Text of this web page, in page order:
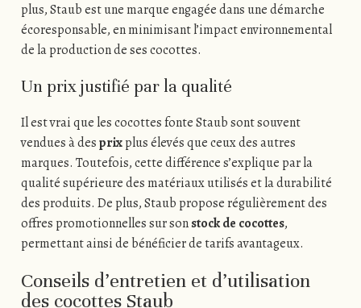
plus, Staub est une marque engagée dans une démarche
écoresponsable, en minimisant l’impact environnemental
de la production de ses cocottes.
Un prix justifié par la qualité
Il est vrai que les cocottes fonte Staub sont souvent
vendues à desprixplus élevés que ceux des autres
marques. Toutefois, cette différence s’explique par la
qualité supérieure des matériaux utilisés et la durabilité
des produits. De plus, Staub propose régulièrement des
offres promotionnelles sur sonstock de cocottes,
permettant ainsi de bénéficier de tarifs avantageux.
Conseils d’entretien et d’utilisation
des cocottes Staub